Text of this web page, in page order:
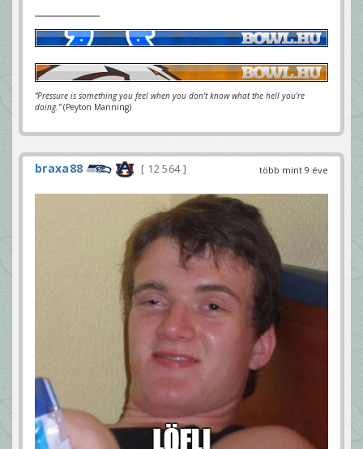
“Pressure is something you feel when you don't know what the hell you're
doing.”(Peyton Manning)
több mint 9 éve
braxa88 12 564